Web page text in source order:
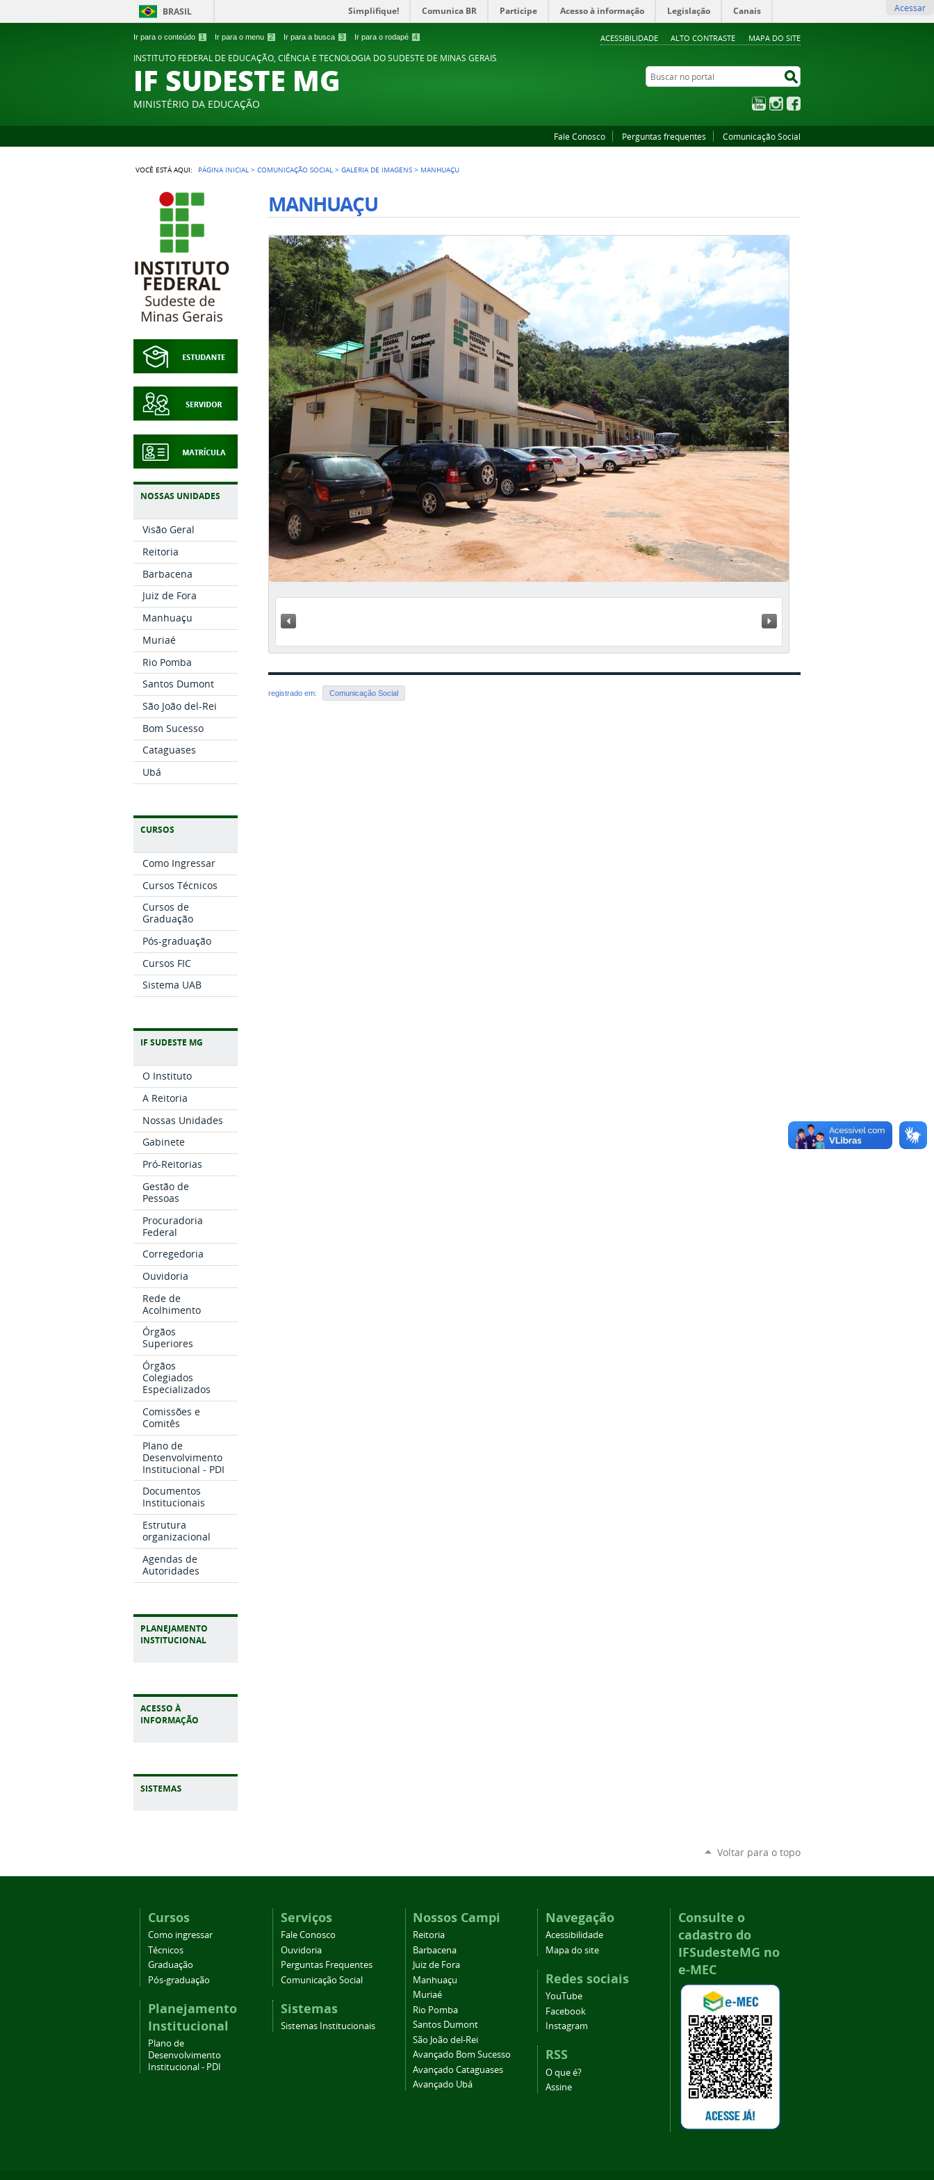
Ir para o conteúdo 1 Ir para o menu 2 Ir para a busca 3 Ir para o rodapé 4 ACESSIBILIDADE ALTO CONTRASTE MAPA DO SITE
BRASIL Simplifique! Comunica BR Participe Acesso à informação Legislação Canais Acessar
INSTITUTO FEDERAL DE EDUCAÇÃO, CIÊNCIA E TECNOLOGIA DO SUDESTE DE MINAS GERAIS
IF SUDESTE MG
MINISTÉRIO DA EDUCAÇÃO
Buscar no portal
YouTubeInstagram
Fale Conosco Perguntas frequentes Comunicação Social
VOCÊ ESTÁ AQUI: PÁGINA INICIAL >COMUNICAÇÃO SOCIAL >GALERIA DE IMAGENS > MANHUAÇU
NOSSAS UNIDADES
Visão Geral
Reitoria
Barbacena
Juiz de Fora
Manhuaçu
Muriaé
Rio Pomba
Santos Dumont
São João del-Rei
Bom Sucesso
Cataguases
Ubá
CURSOS
Como Ingressar
Cursos Técnicos
Cursos de
Graduação
Pós-graduação
Cursos FIC
Sistema UAB
IF SUDESTE MG
O Instituto
A Reitoria
Nossas Unidades
Gabinete
Pró-Reitorias
Gestão de
Pessoas
Procuradoria
Federal
Corregedoria
Ouvidoria
Rede de
Acolhimento
Órgãos
Superiores
Órgãos
Colegiados
Especializados
Comissões e
Comitês
Plano de
Desenvolvimento
Institucional - PDI
Documentos
Institucionais
Estrutura
organizacional
Agendas de
Autoridades
PLANEJAMENTO
INSTITUCIONAL
ACESSO À
INFORMAÇÃO
MANHUAÇU
registrado em: Comunicação Social
Voltar para o topo
Cursos
Como ingressar
Técnicos
Graduação
Pós-graduação
Planejamento
Institucional
Plano de
Desenvolvimento
Institucional - PDI
Serviços
Fale Conosco
Ouvidoria
Perguntas Frequentes
Comunicação Social
Sistemas
Sistemas Institucionais
Nossos Campi
Reitoria
Barbacena
Juiz de Fora
Manhuaçu
Muriaé
Rio Pomba
Santos Dumont
São João del-Rei
Avançado Bom Sucesso
Avançado Cataguases
Avançado Ubá
Navegação
Acessibilidade
Mapa do site
Redes sociais
YouTube
Facebook
Instagram
RSS
O que é?
Assine
Consulte o
cadastro do
IFSudesteMG no
e-MEC